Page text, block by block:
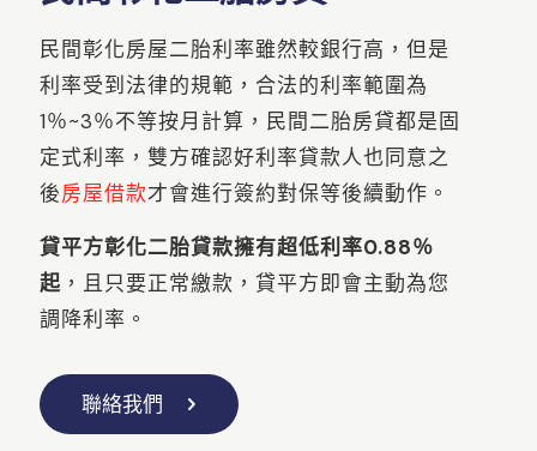
民間彰化房屋二胎利率雖然較銀行高，但是
利率受到法律的規範，合法的利率範圍為
1％~3％不等按月計算，民間二胎房貸都是固
定式利率，雙方確認好利率貸款人也同意之
後房屋借款才會進行簽約對保等後續動作。
貸平方彰化二胎貸款擁有超低利率0.88％
起 ，且只要正常繳款，貸平方即會主動為您
調降利率。
聯絡我們